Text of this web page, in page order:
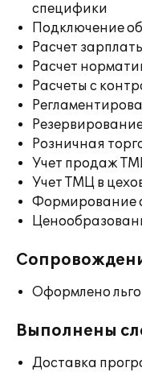
специфики
Подключение
Расчет
Расчет
Расчеты с
Розничная
Учет продаж
Учет ТМЦ в
Формирование
Оформлено
Выполнены
Доставка